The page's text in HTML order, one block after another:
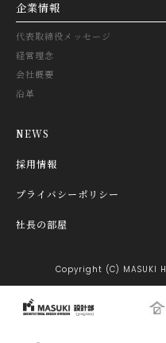
企業情報
代表取締役メッセージ
経営理念
会社概要
沿革
NEWS
採用情報
プライバシーポリシー
社長の部屋
Copyright (C) MASUKI